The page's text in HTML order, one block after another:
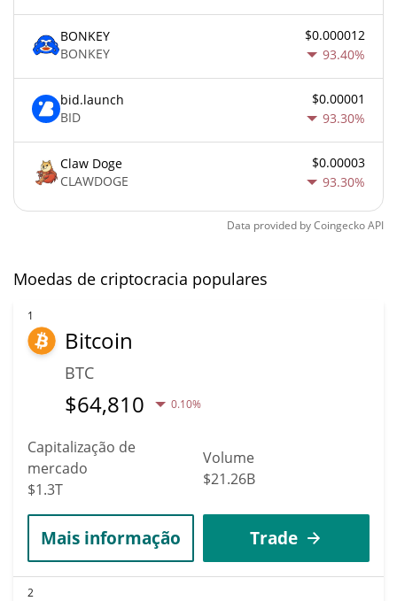
BONKEY
BONKEY
$0.000012
93.40%
bid.launch
BID
$0.00001
93.30%
Claw Doge
CLAWDOGE
$0.00003
93.30%
Data provided byCoingeckoAPI
Moedas de criptocracia populares
1
Bitcoin
BTC
$64,810 0.10%
Capitalização de
mercado
$1.3T
Volume
$21.26B
Mais informação Trade
2